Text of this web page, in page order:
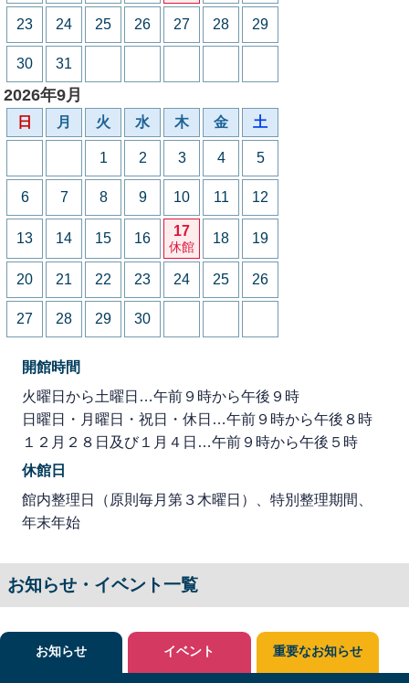
23 24 25 26 27 28 29
30 31
2026年9月
日 月 火 水 木 金 土
1 2 3 4 5
6 7 8 9 10 11 12
13 14 15 16 17
休館
18 19
20 21 22 23 24 25 26
27 28 29 30
開館時間
火曜日から土曜日…午前９時から午後９時
日曜日・月曜日・祝日・休日…午前９時から午後８時
１２月２８日及び１月４日…午前９時から午後５時
休館日
館内整理日（原則毎月第３木曜日）、特別整理期間、
年末年始
お知らせ・イベント一覧
お知らせ イベント 重要なお知らせ